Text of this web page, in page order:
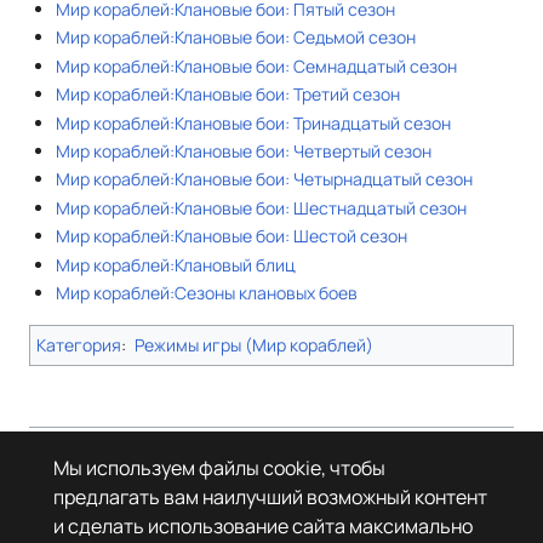
Мир кораблей:Клановые бои: Пятый сезон
Мир кораблей:Клановые бои: Седьмой сезон
Мир кораблей:Клановые бои: Семнадцатый сезон
Мир кораблей:Клановые бои: Третий сезон
Мир кораблей:Клановые бои: Тринадцатый сезон
Мир кораблей:Клановые бои: Четвертый сезон
Мир кораблей:Клановые бои: Четырнадцатый сезон
Мир кораблей:Клановые бои: Шестнадцатый сезон
Мир кораблей:Клановые бои: Шестой сезон
Мир кораблей:Клановый блиц
Мир кораблей:Сезоны клановых боев
Категория: Режимы игры (Мир кораблей)
Страница в последний раз была отредактирована 31 августа 2025
года в 21:47.
© Леста Игры, 2022–2026. Игры «Мир танков», «Мир кораблей», Tanks
Blitz основаны на интеллектуальной собственности третьих лиц. Все
Мы используем файлы cookie, чтобы
предлагать вам наилучший возможный контент
и сделать использование сайта максимально